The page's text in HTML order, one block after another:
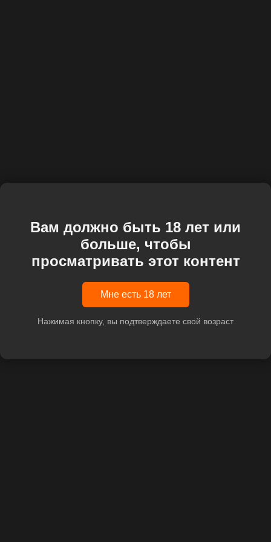
Вам должно быть 18 лет или
больше, чтобы
просматривать этот контент
Мне есть 18 лет
Нажимая кнопку, вы подтверждаете свой возраст